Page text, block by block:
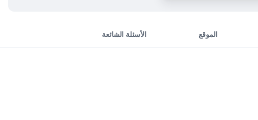
الموقع الأسئلة الشائعة